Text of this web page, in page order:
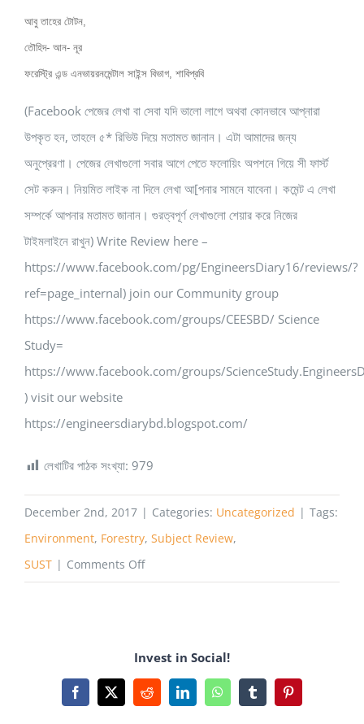
আবু তাহের টোটন,
তৌহিদ- আন- নূর
ফরেস্ট্রি এন্ড এনভায়রনমেন্টাল সাইন্স বিভাগ, শাবিপ্রবি
(Facebook পেজের লেখা বা সেবা যদি ভালো লাগে অথবা কোনভাবে আপ্নারা
উপকৃত হন, তাহলে ৫* রিভিউ দিয়ে মতামত জানান। এটা আমাদের জন্য
অনুপ্রেরণা। পেজের লেখাগুলো সবার আগে পেতে ফলোয়িং অপশনে গিয়ে সী ফার্স্ট
সেট করুন। নিয়মিত লাইক না দিলে লেখা আ[পনার সামনে যাবেনা। কমেন্ট এ লেখা
সম্পর্কে আপনার মতামত জানান। গুরত্বপূর্ণ লেখাগুলো শেয়ার করে নিজের
টাইমলাইনে রাখুন) Write Review here –
https://www.facebook.com/pg/EngineersDiary16/reviews/?
ref=page_internal) join our Community group
https://www.facebook.com/groups/CEESBD/ Science
Study=
https://www.facebook.com/groups/
) visit our website
https://engineersdiarybd.blogspot.com/
লেখাটির পাঠক সংখ্যা: 979
December 2nd, 2017 | Categories: Uncategorized | Tags:
Environment, Forestry, Subject Review,
SUST | Comments Offon
(FES)-
Invest in Social!
Facebook
X RedditLinkedInWhatsAppTumblrPinterest